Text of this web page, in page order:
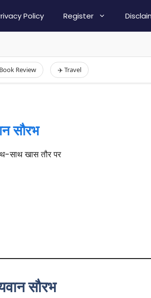
Policy Register
Review ✈️ Travel
सौरभ
साथ खास तौर पर
सौरभ